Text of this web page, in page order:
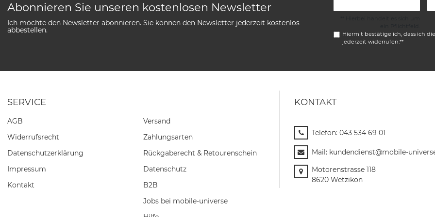
Abonnieren Sie unseren kostenlosen Newsletter
Ich möchte den Newsletter abonnieren. Sie können den Newsletter jederzeit kostenlos
abbestellen.
Hiermit bestätige ich, dass ich die
jederzeit widerrufen.**
SERVICE
AGB
Widerrufs­recht
Daten­schutz­erklärung
Impressum
Kontakt
Versand
Zahlungsarten
Rückgaberecht & Retourenschein
Datenschutz
B2B
Jobs bei mobile-universe
KONTAKT
Telefon: 043 534 69 01
Mail: kundendienst@mobile-
Motorenstrasse 118
8620 Wetzikon